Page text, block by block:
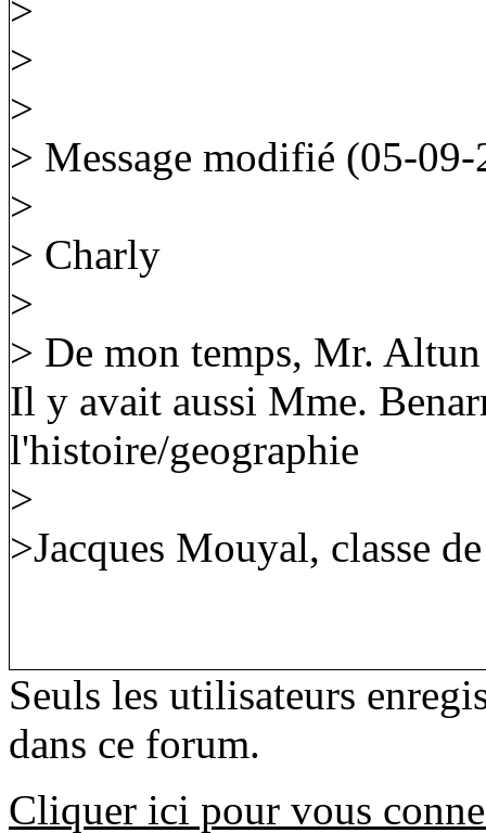
>
>
>
> Message modifié (05-
>
> Charly
>
> De mon temps, Mr.
Il y avait aussi Mme.
l'histoire/geographie
>
>Jacques Mouyal, classe
Seuls les utilisateurs
dans ce forum.
Cliquer ici pour vous